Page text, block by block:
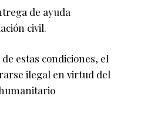
de ayuda
civil.
estas condiciones, el
ilegal en virtud del